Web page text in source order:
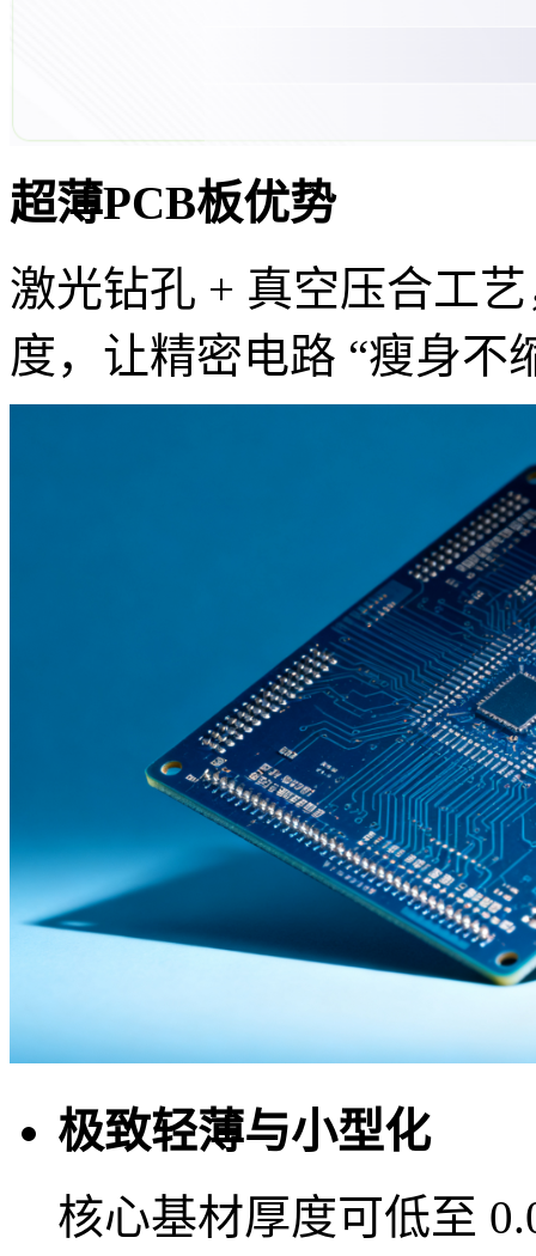
超薄PCB板优势
激光钻孔 + 真空压合工
度，让精密电路 “瘦身不
极致轻薄与小型化
核心基材厚度可低至